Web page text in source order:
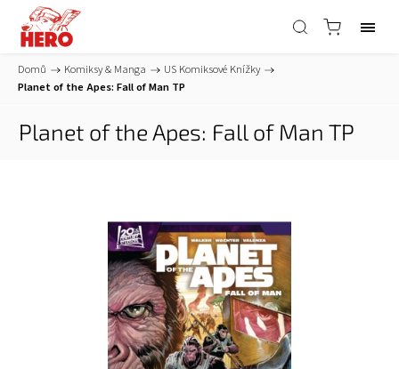
Domů / Komiksy & Manga / US Komiksové Knížky /
Planet of the Apes: Fall of Man TP
Planet of the Apes: Fall of Man TP